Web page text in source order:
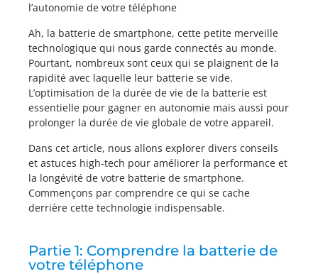
l’autonomie de votre téléphone
Ah, la batterie de smartphone, cette petite merveille
technologique qui nous garde connectés au monde.
Pourtant, nombreux sont ceux qui se plaignent de la
rapidité avec laquelle leur batterie se vide.
L’optimisation de la durée de vie de la batterie est
essentielle pour gagner en autonomie mais aussi pour
prolonger la durée de vie globale de votre appareil.
Dans cet article, nous allons explorer divers conseils
et astuces high-tech pour améliorer la performance et
la longévité de votre batterie de smartphone.
Commençons par comprendre ce qui se cache
derrière cette technologie indispensable.
Partie 1: Comprendre la batterie de
votre téléphone